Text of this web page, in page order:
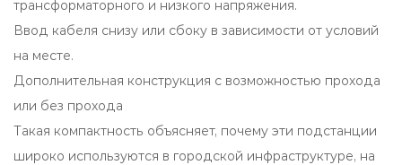
трансформаторного и низкого напряжения.
Ввод кабеля снизу или сбоку в зависимости от условий
на месте.
Дополнительная конструкция с возможностью прохода
или без прохода
Такая компактность объясняет, почему эти подстанции
широко используются в городской инфраструктуре, на